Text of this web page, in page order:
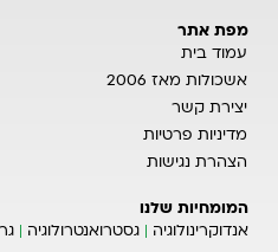
מפת אתר
עמוד בית
אשכולות מאז 2006
יצירת קשר
מדיניות פרטיות
הצהרת נגישות
המומחיות שלנו
אנדוקרינולוגיה
גסטרואנטרולוגיה